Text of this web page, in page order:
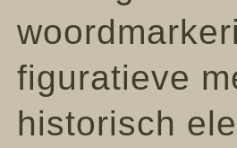
figuratieve
historisch